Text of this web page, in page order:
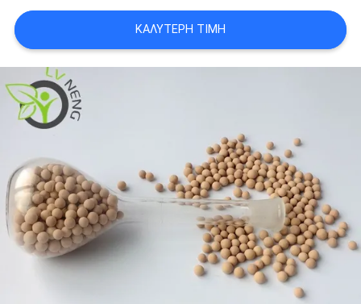
ΕΙΔΉΣΕΙΣ
ΥΠΟΘΈΣΕΙΣ
ΜΙΑ
ΠΡΟΣΦΟΡΆ
SITEMAP
ΚΑΛΎΤΕΡΗ ΤΙΜΉ